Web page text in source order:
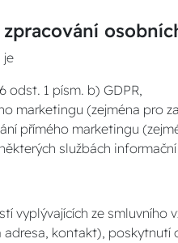
je
odst. 1 písm. b) GDPR,
marketingu (zejména pro
přímého marketingu
službách
vyplývajících ze
kontakt),